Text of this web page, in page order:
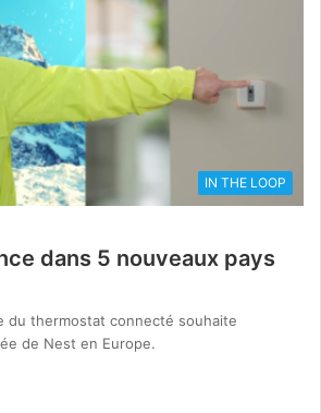
IN THE LOOP
dans 5 nouveaux pays
du thermostat connecté souhaite
de Nest en Europe.